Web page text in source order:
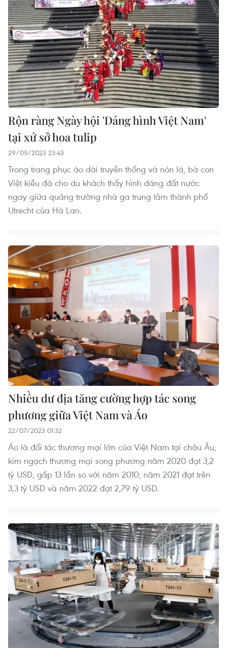
Rộn ràng Ngày hội 'Dáng hình Việt Nam'
tại xứ sở hoa tulip
29/05/2023 23:43
Trong trang phục áo dài truyền thống và nón lá, bà con
Việt kiều đã cho du khách thấy hình dáng đất nước
ngay giữa quảng trường nhà ga trung tâm thành phố
Utrecht của Hà Lan.
Nhiều dư địa tăng cường hợp tác song
phương giữa Việt Nam và Áo
22/07/2023 01:32
Áo là đối tác thương mại lớn của Việt Nam tại châu Âu;
kim ngạch thương mại song phương năm 2020 đạt 3,2
tỷ USD, gấp 13 lần so với năm 2010; năm 2021 đạt trên
3,3 tỷ USD và năm 2022 đạt 2,79 tỷ USD.